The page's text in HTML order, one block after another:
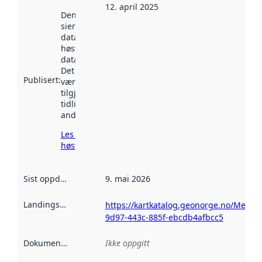
Publisert:
Denne datoen
sier når
datasettet ble
høstet av
data.norge.no.
Det kan ha
vært
tilgjengelig
tidligere
andre steder.
Les mer om
høsting her
12. april 2025
Sist oppdatert 9. mai 2026
Landingsside
https://kartkatalog.geonorge.no/
9d97-443c-885f-ebcdb4afbcc5
Dokumentasjon Ikke oppgitt